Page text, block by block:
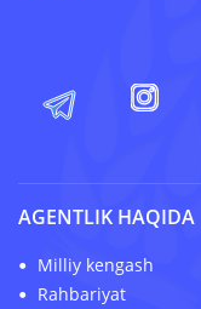
AGENTLIK HAQIDA
Milliy kengash
Rahbariyat